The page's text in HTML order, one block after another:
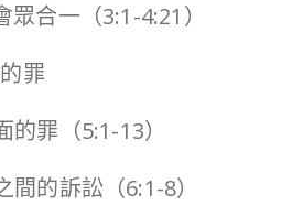
眾合一（3:1-4:21）
罪
的罪（5:1-13）
間的訴訟（6:1-8）